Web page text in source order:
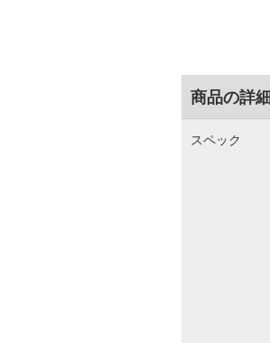
商品の詳
スペック